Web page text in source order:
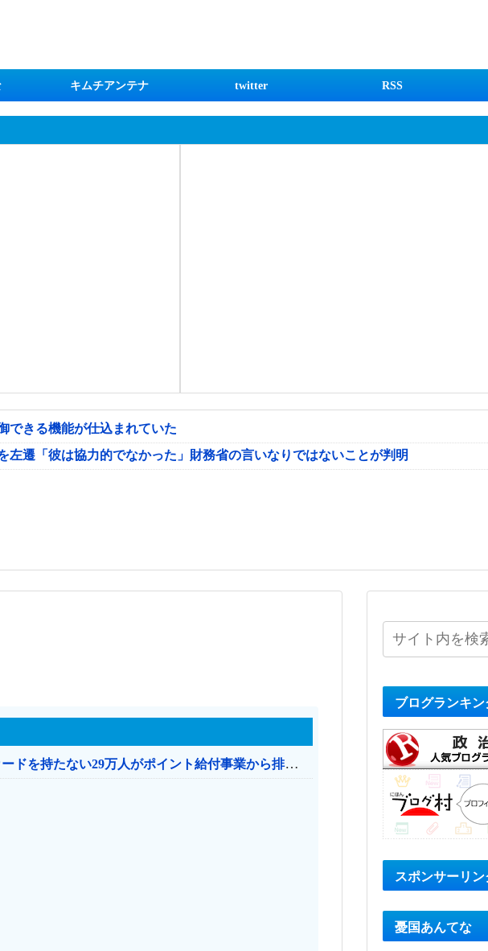
キムチアンテナ twitter RSS
できる機能が仕込まれていた
遷「彼は協力的でなかった」財務省の言いなりではないことが判明
共産党「これは酷い…京都市でマイナンバーカードを持たない29万人がポイント給付事業から排除された」
ブログランキン
スポンサーリン
憂国あんてな